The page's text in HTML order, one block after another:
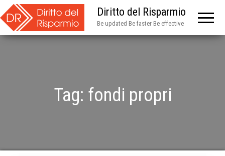
Diritto del Risparmio
Be updated Be faster Be effective
Tag: fondi propri